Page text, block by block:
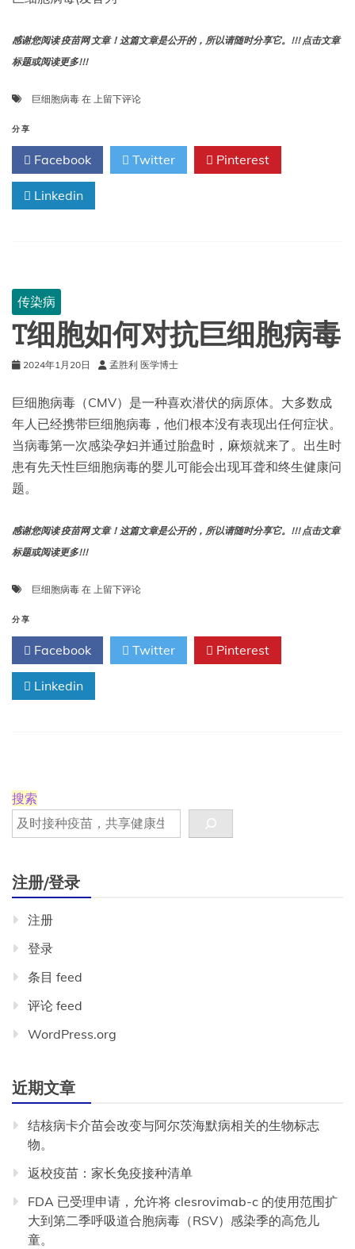
感谢您阅读 疫苗网 文章！这篇文章是公开的，所以请随时分享它。!!! 点击文章
标题或阅读更多!!!
巨细胞病毒 在 关
细
病
上留下评论
分享
Facebook Twitter Pinterest
Linkedin
传染病
T细胞如何对抗巨细胞病毒
2024年1月20日 孟胜利 医学博士
巨细胞病毒（CMV）是一种喜欢潜伏的病原体。大多数成
年人已经携带巨细胞病毒，他们根本没有表现出任何症状。
当病毒第一次感染孕妇并通过胎盘时，麻烦就来了。出生时
患有先天性巨细胞病毒的婴儿可能会出现耳聋和终生健康问
题。
感谢您阅读 疫苗网 文章！这篇文章是公开的，所以请随时分享它。!!! 点击文章
标题或阅读更多!!!
巨细胞病毒 在 T
如
对
巨
上留下评论
分享
Facebook Twitter Pinterest
Linkedin
搜索
注册/登录
注册
登录
条目 feed
评论 feed
WordPress.org
近期文章
结核病卡介苗会改变与阿尔茨海默病相关的生物标志
物。
返校疫苗：家长免疫接种清单
FDA 已受理申请，允许将 clesrovimab-c 的使用范围扩
大到第二季呼吸道合胞病毒（RSV）感染季的高危儿
童。